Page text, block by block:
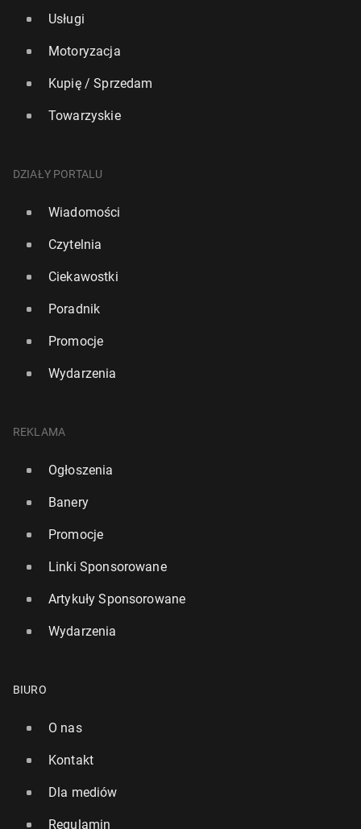
Usługi
Motoryzacja
Kupię / Sprzedam
Towarzyskie
DZIAŁY PORTALU
Wiadomości
Czytelnia
Ciekawostki
Poradnik
Promocje
Wydarzenia
REKLAMA
Ogłoszenia
Banery
Promocje
Linki Sponsorowane
Artykuły Sponsorowane
Wydarzenia
BIURO
O nas
Kontakt
Dla mediów
Regulamin